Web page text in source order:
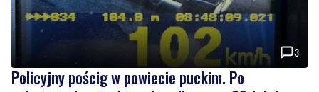
3
Policyjny pościg w powiecie puckim. Po